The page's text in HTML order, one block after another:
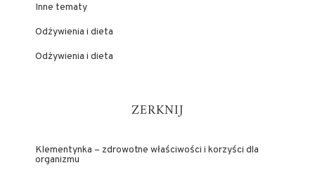
Inne tematy
Odżywienia i dieta
Odżywienia i dieta
ZERKNIJ
Klementynka – zdrowotne właściwości i korzyści dla
organizmu